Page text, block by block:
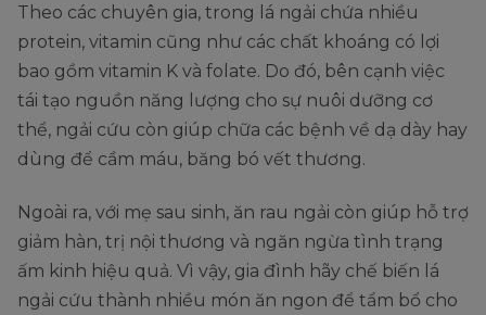
Theo các chuyên gia, trong lá ngải chứa nhiều
protein, vitamin cũng như các chất khoáng có lợi
bao gồm vitamin K và folate. Do đó, bên cạnh việc
tái tạo nguồn năng lượng cho sự nuôi dưỡng cơ
thể, ngải cứu còn giúp chữa các bệnh về dạ dày hay
dùng để cầm máu, băng bó vết thương.
Ngoài ra, với mẹ sau sinh, ăn rau ngải còn giúp hỗ trợ
giảm hàn, trị nội thương và ngăn ngừa tình trạng
ấm kinh hiệu quả. Vì vậy, gia đình hãy chế biến lá
ngải cứu thành nhiều món ăn ngon để tẩm bổ cho